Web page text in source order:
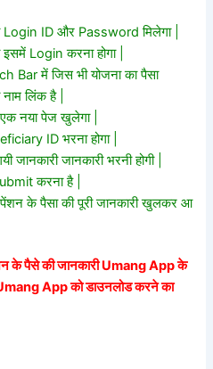
ID और Password मिलेगा |
Login करना होगा |
Bar में जिस भी योजना का पैसा
लिंक है |
नया पेज खुलेगा |
ID भरना होगा |
जानकारी जानकारी भरनी होगी |
करना है |
के पैसा की पूरी जानकारी खुलकर आ
के पैसे की जानकारी Umang App के
App को डाउनलोड करने का